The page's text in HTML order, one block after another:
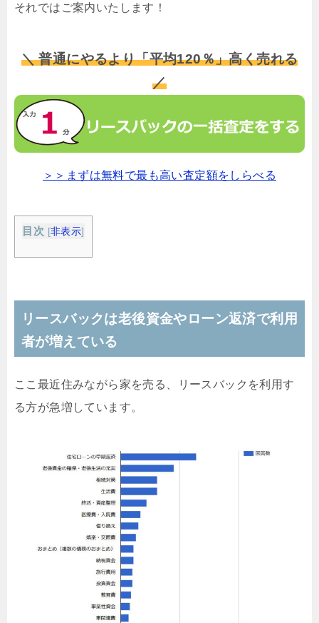
それではご案内いたします！
＼ 普通にやるより「平均120％」高く売れる
／
＞＞まずは無料で最も高い査定額をしらべる
目次 [非表示]
リースバックは老後資金やローン返済で利用
者が増えている
ここ最近住みながら家を売る、リースバックを利用す
る方が急増しています。